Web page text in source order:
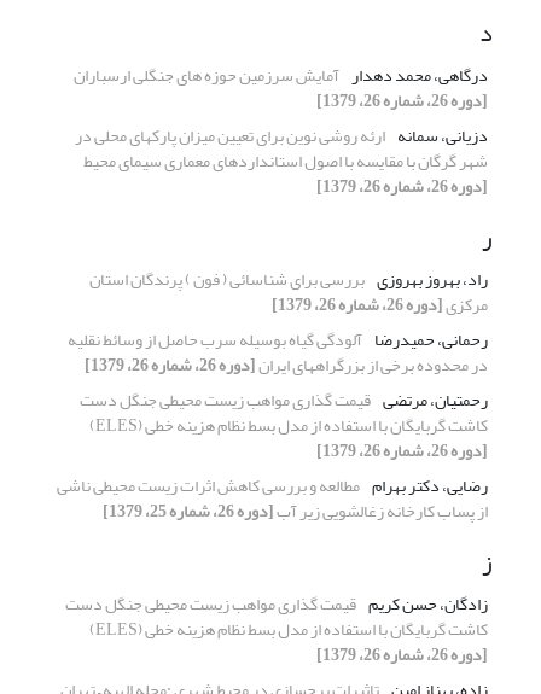
د
درگاهی، محمد دهدار آمایش سرزمین حوزه های جنگلی ارسباران
[دوره 26، شماره 26، 1379]
دزیانی، سمانه ارئه روشی نوین برای تعیین میزان پارکهای محلی در
شهر گرگان با مقایسه با اصول استانداردهای معماری سیمای محیط
[دوره 26، شماره 26، 1379]
ر
راد، بهروز بهروزی بررسی برای شناسائی ( فون ) پرندگان استان
مرکزی[دوره 26، شماره 26، 1379]
رحمانی، حمیدرضا آلودگی گیاه بوسیله سرب حاصل از وسائط نقلیه
در محدوده برخی از بزرگراههای ایران[دوره 26، شماره 26، 1379]
رحمتیان، مرتضی قیمت گذاری مواهب زیست محیطی جنگل دست
کاشت گربایگان با استفاده از مدل بسط نظام هزینه خطی (ELES)
[دوره 26، شماره 26، 1379]
رضایی، دکتر بهرام مطالعه و بررسی کاهش اثرات زیست محیطی ناشی
از پساب کارخانه زغالشویی زیر آب[دوره 26، شماره 25، 1379]
ز
زادگان، حسن کریم قیمت گذاری مواهب زیست محیطی جنگل دست
کاشت گربایگان با استفاده از مدل بسط نظام هزینه خطی (ELES)
[دوره 26، شماره 26، 1379]